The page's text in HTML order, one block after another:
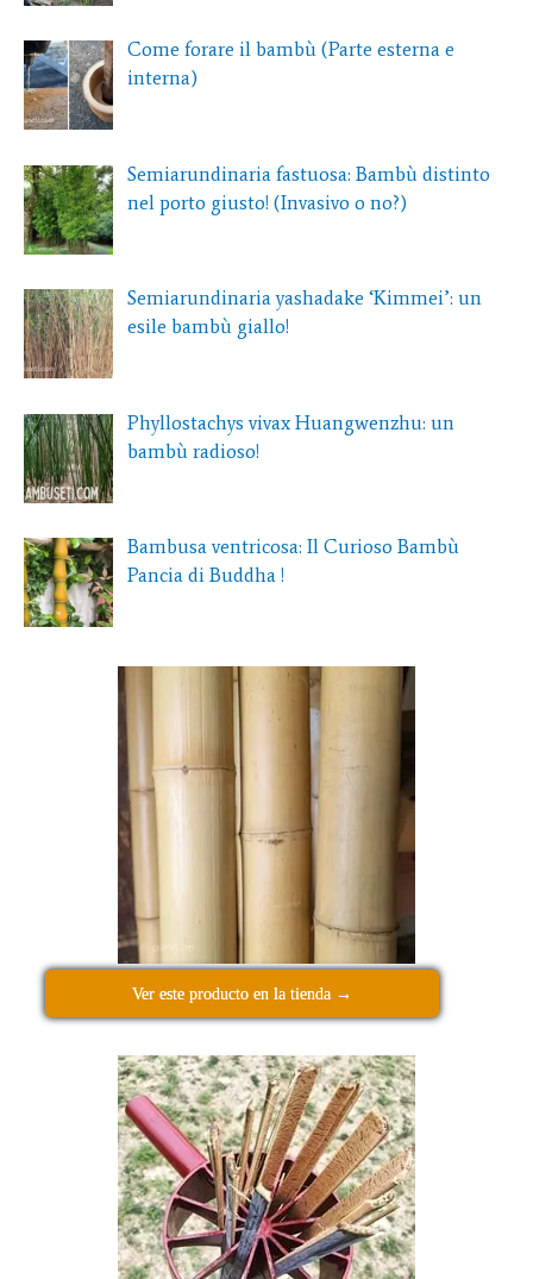
Come forare il bambù (Parte esterna e
interna)
Semiarundinaria fastuosa: Bambù distinto
nel porto giusto! (Invasivo o no?)
Semiarundinaria yashadake ‘Kimmei’: un
esile bambù giallo!
Phyllostachys vivax Huangwenzhu: un
bambù radioso!
Bambusa ventricosa: Il Curioso Bambù
Pancia di Buddha !
Ver este producto en la tienda →